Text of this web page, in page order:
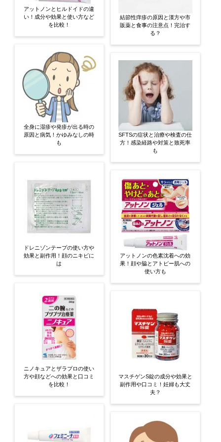
アットノンとヒルドイドの違
い！成分や効果と使い方など
を比較！
全身に湿疹や発疹が出る時の
原因と病気！かゆみなしの時
も
ドレニゾンテープの使い方や
効果と副作用！顔のニキビに
は
ニノキュアとザラプロの使い
方や顔などへの効果と口コミ
を比較！
結節性痒疹の原因と漢方や市
販薬と食事の注意点！完治す
る？
SFTSの症状と治療や検査の仕
方！感染経路や対策と致死率
も
アットノンの色素沈着への効
果！顔や脇とアトピー肌への
使い方も
マスチゲンS錠の成分や効果と
副作用や口コミ！妊婦も大丈
夫？